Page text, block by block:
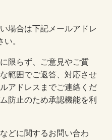
場合は下記メールアドレ
。
限らず、ご意見やご質
範囲でご返答、対応させ
アドレスまでご連絡くだ
防止のため承認機能を利
どに関するお問い合わ